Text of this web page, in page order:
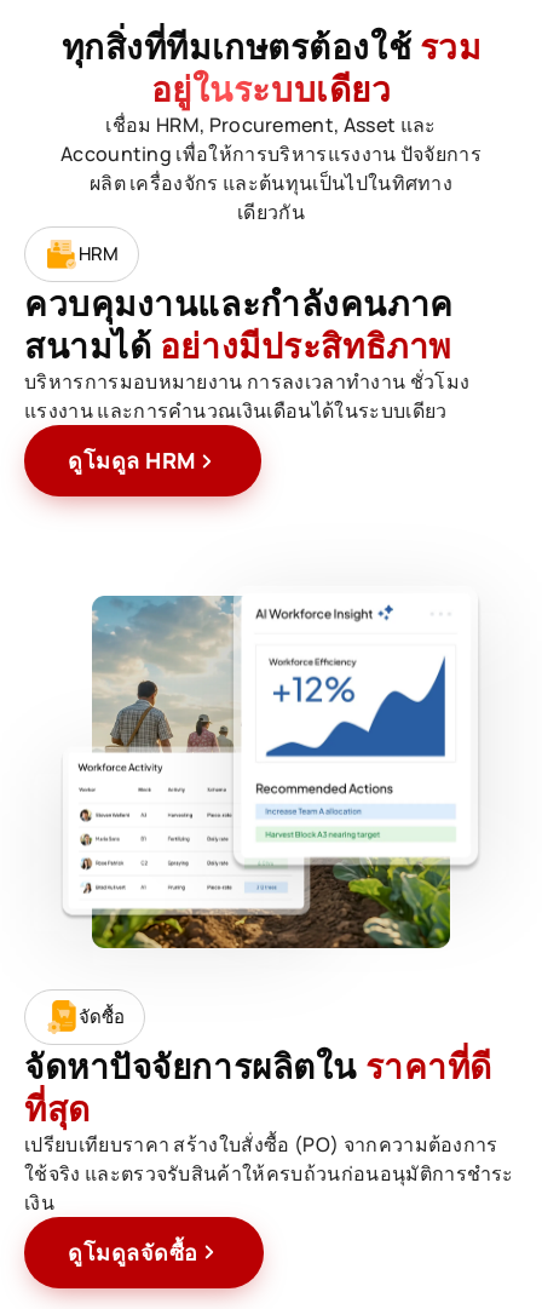
ทุกสิ่งที่ทีมเกษตรต้องใช้ รวม
อยู่ในระบบเดียว
เชื่อม HRM, Procurement, Asset และ
Accounting เพื่อให้การบริหารแรงงาน ปัจจัยการ
ผลิต เครื่องจักร และต้นทุนเป็นไปในทิศทาง
เดียวกัน
HRM
ควบคุมงานและกำลังคนภาค
สนามได้ อย่างมีประสิทธิภาพ
บริหารการมอบหมายงาน การลงเวลาทำงาน ชั่วโมง
แรงงาน และการคำนวณเงินเดือนได้ในระบบเดียว
ดูโมดูล HRM
จัดซื้อ
จัดหาปัจจัยการผลิตใน ราคาที่ดี
ที่สุด
เปรียบเทียบราคา สร้างใบสั่งซื้อ (PO) จากความต้องการ
ใช้จริง และตรวจรับสินค้าให้ครบถ้วนก่อนอนุมัติการชำระ
เงิน
ดูโมดูลจัดซื้อ